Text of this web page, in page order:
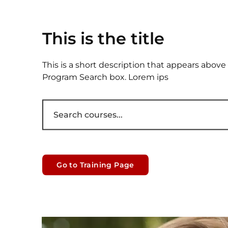
This is the title
This is a short description that appears
Program Search box. Lorem ips
Go to Training Page